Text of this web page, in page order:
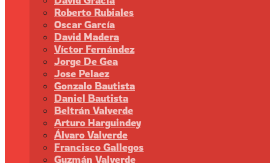
Roberto Rubiales
Oscar García
David Madera
Víctor Fernández
Jorge De Gea
Jose Pelaez
Gonzalo Bautista
Daniel Bautista
Beltrán Valverde
Arturo Harguindey
Álvaro Valverde
Francisco Gallegos
Guzmán Valverde